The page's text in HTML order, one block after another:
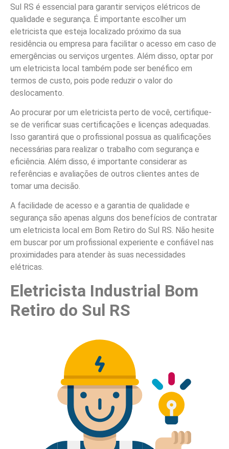
Sul RS é essencial para garantir serviços elétricos de
qualidade e segurança. É importante escolher um
eletricista que esteja localizado próximo da sua
residência ou empresa para facilitar o acesso em caso de
emergências ou serviços urgentes. Além disso, optar por
um eletricista local também pode ser benéfico em
termos de custo, pois pode reduzir o valor do
deslocamento.
Ao procurar por um eletricista perto de você, certifique-
se de verificar suas certificações e licenças adequadas.
Isso garantirá que o profissional possua as qualificações
necessárias para realizar o trabalho com segurança e
eficiência. Além disso, é importante considerar as
referências e avaliações de outros clientes antes de
tomar uma decisão.
A facilidade de acesso e a garantia de qualidade e
segurança são apenas alguns dos benefícios de contratar
um eletricista local em Bom Retiro do Sul RS. Não hesite
em buscar por um profissional experiente e confiável nas
proximidades para atender às suas necessidades
elétricas.
Eletricista Industrial Bom
Retiro do Sul RS